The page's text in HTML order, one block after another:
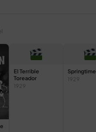
El Terrible
Toreador
1929
Springtime
1929